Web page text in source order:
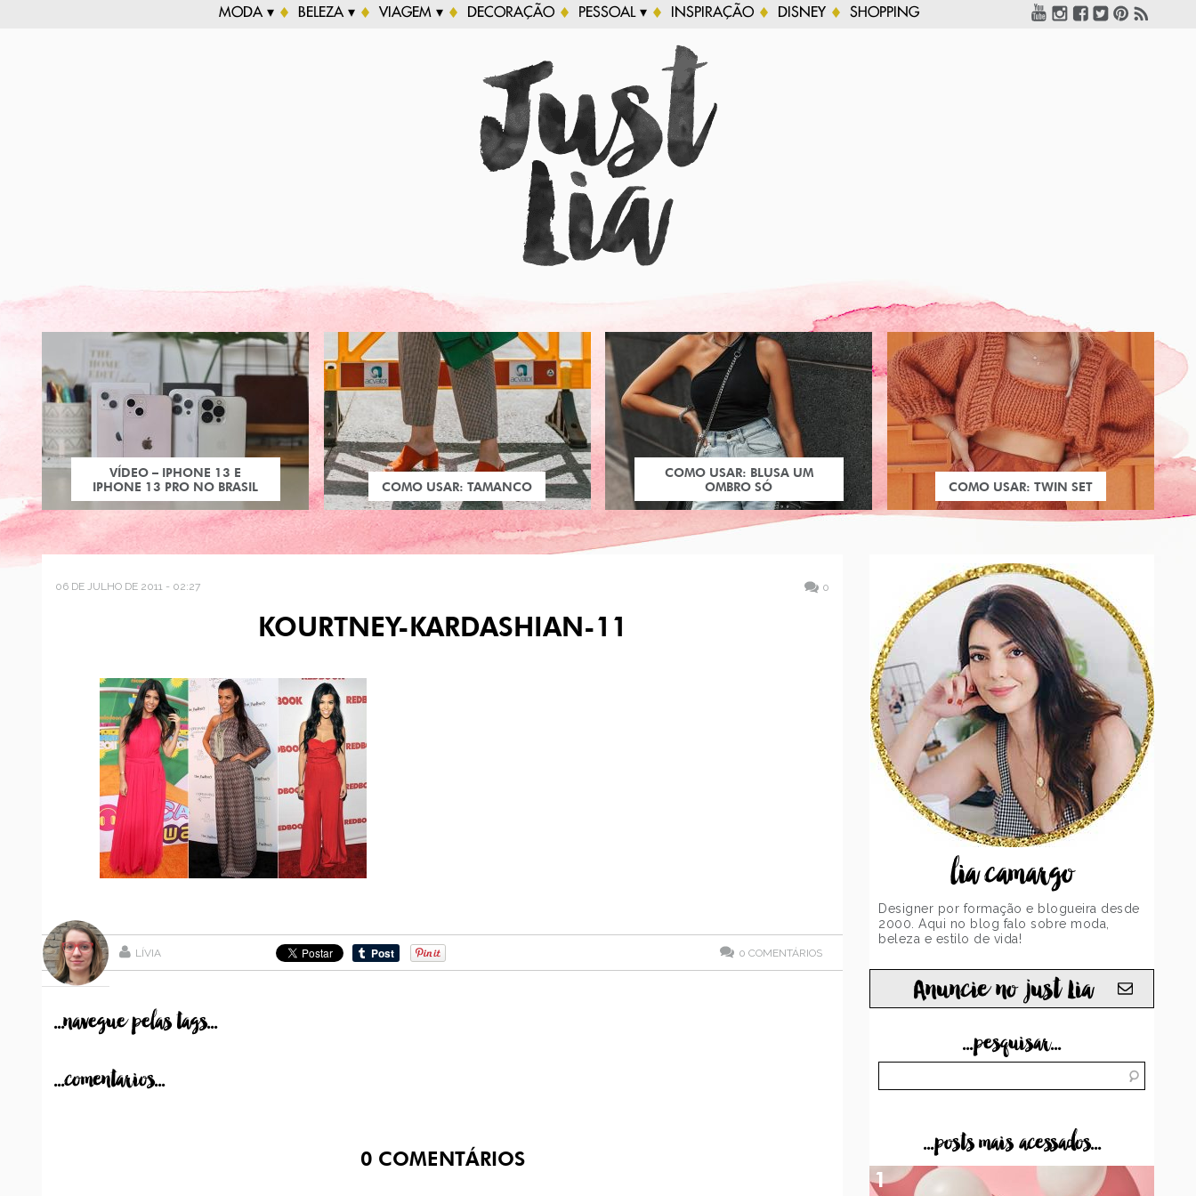
MODA ▾ BELEZA ▾ VIAGEM ▾ DECORAÇÃO PESSOAL ▾ INSPIRAÇÃO DISNEY SHOPPING
VÍDEO – IPHONE 13 E
IPHONE 13 PRO NO BRASIL
COMO USAR: TAMANCO
COMO USAR: BLUSA UM
OMBRO SÓ
COMO USAR: TWIN SET
06 DE JULHO DE 2011 - 02:27 0
KOURTNEY-KARDASHIAN-11
LÍVIA 0 COMENTÁRIOS
...navegue pelas tags...
...comentarios...
0COMENTÁRIOS
lia camargo
Designer por formação e blogueira desde
2000. Aqui no blog falo sobre moda,
beleza e estilo de vida!
Anuncie no just Lia
...pesquisar...
...posts mais acessados...
1